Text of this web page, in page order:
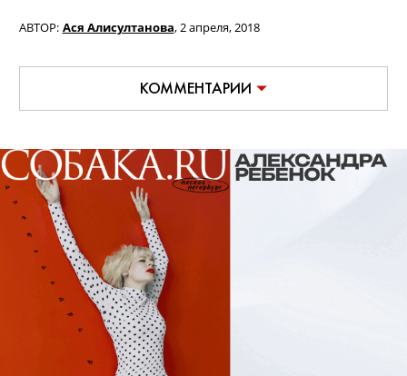
АВТОР: Ася Алисултанова,2 апреля, 2018
КОММЕНТАРИИ